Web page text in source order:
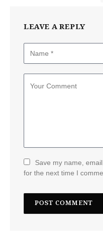
LEAVE A REPLY
Save my name,
for the next time I